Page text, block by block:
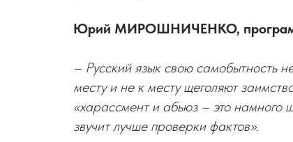
Юрий МИРОШНИЧЕНКО,
– Русский язык свою самобытность
месту и не к месту щеголяют
«харассмент и абьюз – это намного
звучит лучше проверки фактов».